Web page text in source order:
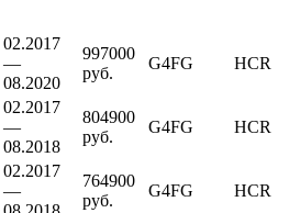
02.2017
—
08.2020
997000
руб.
G4FG HCR
02.2017
—
08.2018
804900
руб.
G4FG HCR
02.2017
—
764900
руб.
G4FG HCR